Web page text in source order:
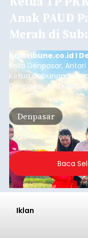
Anak PAUD
Merah di
balitribune.co.id I
Kota Denpasar,
Ketua Gabungan
Denpasar, Ayu Kristi
panen bawang
bersama anak-anak
(PAUD) di Subak
Denpasar
Submitted by
Baca
Iklan